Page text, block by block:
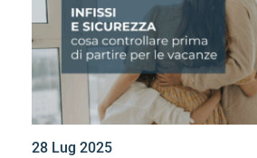
28 Lug 2025